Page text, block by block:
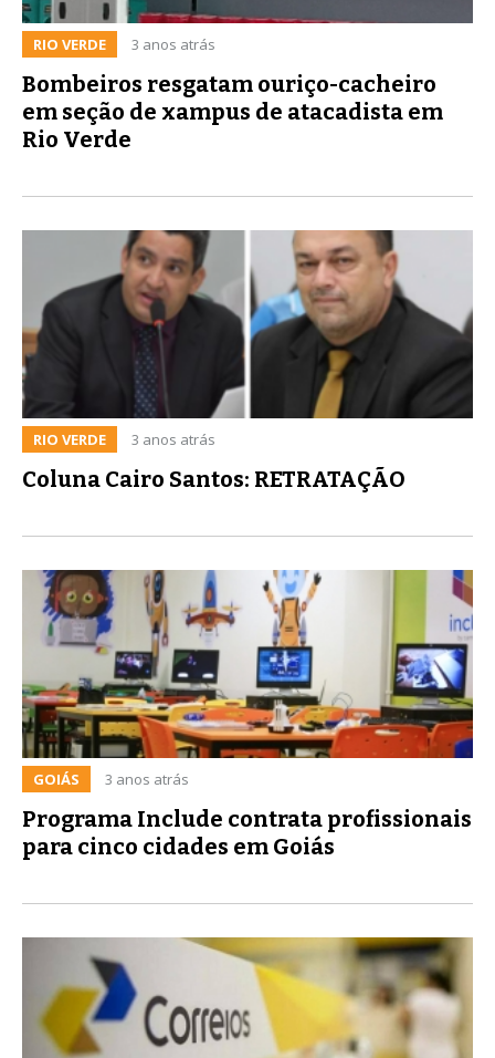
RIO VERDE 3 anos atrás
Bombeiros resgatam ouriço-cacheiro
em seção de xampus de atacadista em
Rio Verde
RIO VERDE 3 anos atrás
Coluna Cairo Santos: RETRATAÇÃO
GOIÁS 3 anos atrás
Programa Include contrata profissionais
para cinco cidades em Goiás